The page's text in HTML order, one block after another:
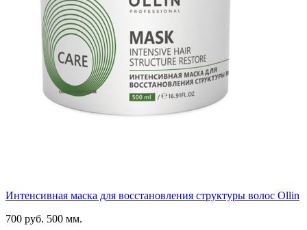
Интенсивная маска для восстановления структуры волос Ollin
700 руб. 500 мм.